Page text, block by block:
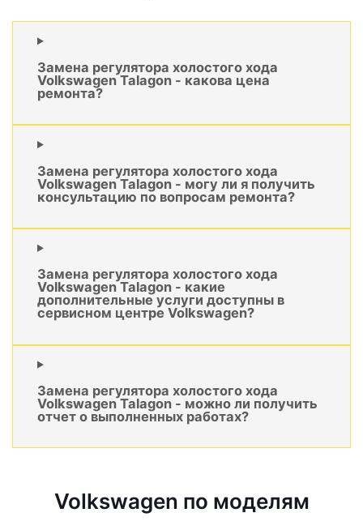
Замена регулятора холостого хода
Volkswagen Talagon - какова цена
ремонта?
Замена регулятора холостого хода
Volkswagen Talagon - могу ли я получить
консультацию по вопросам ремонта?
Замена регулятора холостого хода
Volkswagen Talagon - какие
дополнительные услуги доступны в
сервисном центре Volkswagen?
Замена регулятора холостого хода
Volkswagen Talagon - можно ли получить
отчет о выполненных работах?
Volkswagen по моделям